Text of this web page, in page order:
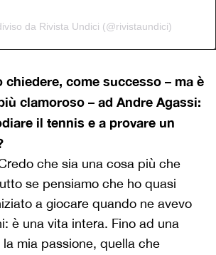
da Rivista Undici (@rivistaundici)
chiedere, come successo – ma è
clamoroso – ad Andre Agassi:
il tennis e a provare un
che sia una cosa più che
se pensiamo che ho quasi
a giocare quando ne avevo
è una vita intera. Fino ad una
mia passione, quella che